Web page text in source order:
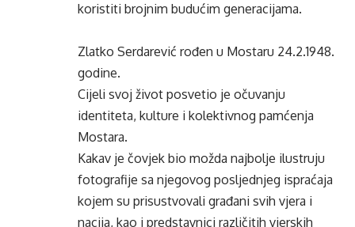
koristiti brojnim budućim generacijama.
Zlatko Serdarević rođen u Mostaru 24.2.1948.
godine.
Cijeli svoj život posvetio je očuvanju
identiteta, kulture i kolektivnog pamćenja
Mostara.
Kakav je čovjek bio možda najbolje ilustruju
fotografije sa njegovog posljednjeg ispraćaja
kojem su prisustvovali građani svih vjera i
nacija, kao i predstavnici različitih vjerskih